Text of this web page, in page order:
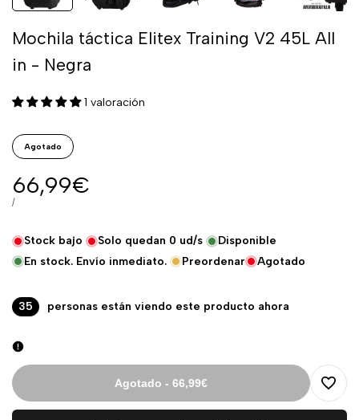
Mochila táctica Elitex Training V2 45L All
in - Negra
1 valoración
Agotado
Precio
de
venta
66,99€
PRECIO
/POR
Stock bajo Solo quedan 0 ud/s
Disponible
En stock. Envío inmediato.
Preordenar Agotado
35 personas están viendo este producto ahora
Agotado - 66,99€